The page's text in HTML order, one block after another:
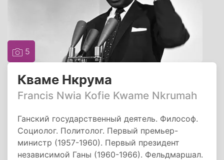
5
Кваме Нкрума
Francis Nwia Kofie Kwame Nkrumah
Ганский государственный деятель. Философ.
Социолог. Политолог. Первый премьер-
министр (1957-1960). Первый президент
независимой Ганы (1960-1966). Фельдмаршал.